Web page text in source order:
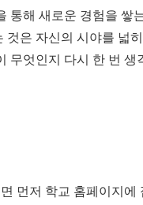
통해 새로운 경험을 쌓
은 자신의 시야를 넓
무엇인지 다시 한 번
먼저 학교 홈페이지